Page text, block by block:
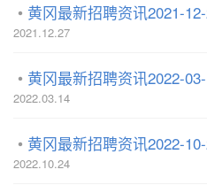
黄冈最新招聘资讯2021-
2021.12.27
黄冈最新招聘资讯2022-
2022.03.14
黄冈最新招聘资讯2022-
2022.10.24